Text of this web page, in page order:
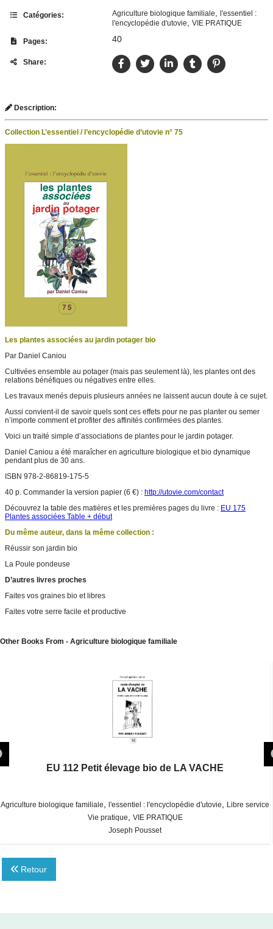
Catégories: Agriculture biologique familiale
l'essentiel :
l'encyclopédie d'utovie
VIE PRATIQUE
Pages: 40
Share:
Description:
Collection L’essentiel / l’encyclopédie d’utovie n° 75
Les plantes associées au jardin potager bio
Par Daniel Caniou
Cultivées ensemble au potager (mais pas seulement là), les plantes ont des
relations bénéfiques ou négatives entre elles.
Les travaux menés depuis plusieurs années ne laissent aucun doute à ce sujet.
Aussi convient-il de savoir quels sont ces effets pour ne pas planter ou semer
n’importe comment et profiter des affinités confirmées des plantes.
Voici un traité simple d’associations de plantes pour le jardin potager.
Daniel Caniou a été maraîcher en agriculture biologique et bio dynamique
pendant plus de 30 ans.
ISBN 978-2-86819-175-5
40 p. Commander la version papier (6 €) : http://utovie.com/contact
Découvrez la table des matières et les premières pages du livre : EU 175
Plantes associées Table + début
Du même auteur, dans la même collection :
Réussir son jardin bio
La Poule pondeuse
D’autres livres proches
Faites vos graines bio et libres
Faites votre serre facile et productive
Other Books From - Agriculture biologique familiale
EU 112 Petit élevage bio de LA VACHE
Agriculture biologique familiale l'essentiel : l'encyclopédie d'utovie
Libre service
Vie pratique
VIE PRATIQUE
Joseph Pousset
Retour